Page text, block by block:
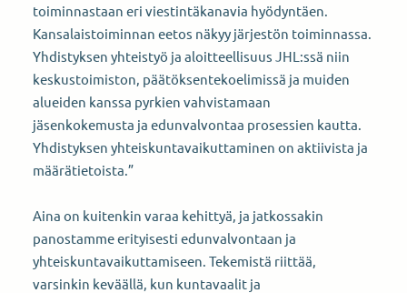
toiminnastaan eri viestintäkanavia hyödyntäen.
Kansalaistoiminnan eetos näkyy järjestön toiminnassa.
Yhdistyksen yhteistyö ja aloitteellisuus JHL:ssä niin
keskustoimiston, päätöksentekoelimissä ja muiden
alueiden kanssa pyrkien vahvistamaan
jäsenkokemusta ja edunvalvontaa prosessien kautta.
Yhdistyksen yhteiskuntavaikuttaminen on aktiivista ja
määrätietoista.”
Aina on kuitenkin varaa kehittyä, ja jatkossakin
panostamme erityisesti edunvalvontaan ja
yhteiskuntavaikuttamiseen. Tekemistä riittää,
varsinkin keväällä, kun kuntavaalit ja